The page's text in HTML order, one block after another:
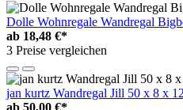
Dolle Wohnregale Wandregal
ab 18,48 €*
3 Preise vergleichen
jan kurtz Wandregal Jill 50 x 8 x
ab 50,00 €*